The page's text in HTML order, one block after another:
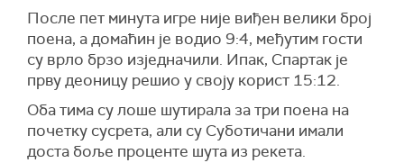
После пет минута игре није виђен велики број
поена, а домаћин је водио 9:4, међутим гости
су врло брзо изједначили. Ипак, Спартак је
прву деоницу решио у своју корист 15:12.
Оба тима су лоше шутирала за три поена на
почетку сусрета, али су Суботичани имали
доста боље проценте шута из рекета.